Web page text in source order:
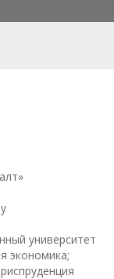
университет
экономика;